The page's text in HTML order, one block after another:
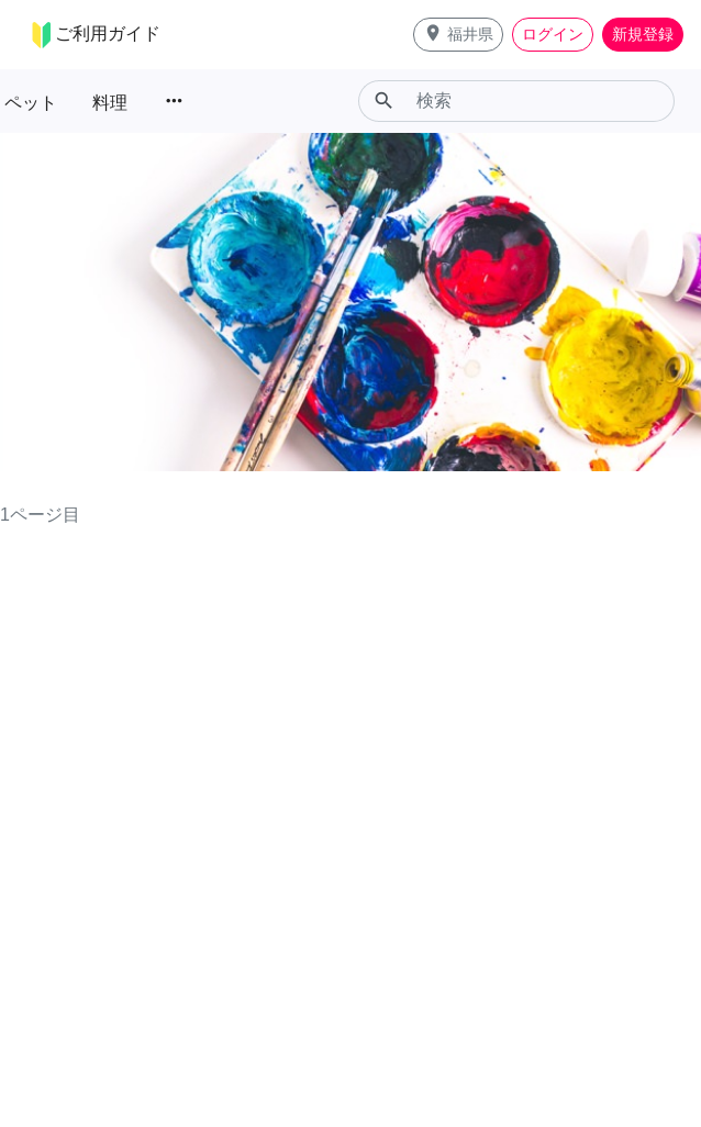
ご利用ガイド place 福井県 ログイン 新規登録
ペット 料理 more_horiz search
1ページ目